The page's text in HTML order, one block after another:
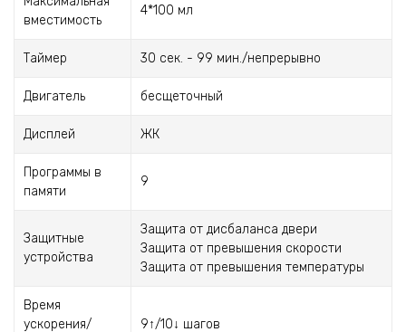
вместимость
4*100 мл
Таймер 30 сек. - 99 мин./непрерывно
Двигатель бесщеточный
Дисплей ЖК
Программы в
памяти
9
Защитные
устройства
Защита от дисбаланса двери
Защита от превышения скорости
Защита от превышения температуры
Время
ускорения/
9↑/10↓ шагов